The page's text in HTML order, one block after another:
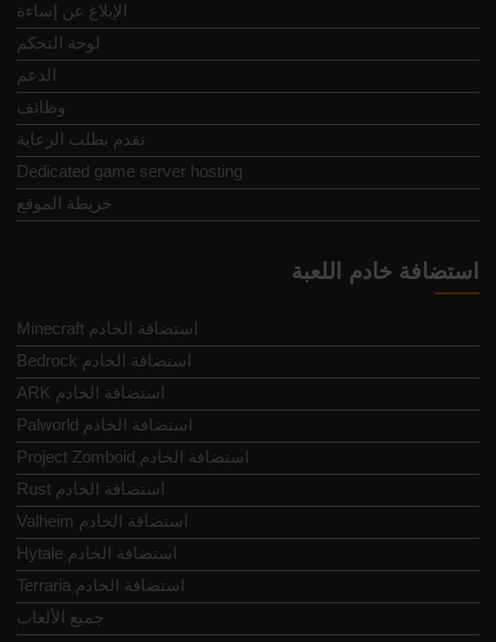
الإبلاغ عن إساءة
لوحة التحكم
الدعم
وظائف
تقدم بطلب الرعاية
Dedicated game server hosting
خريطة الموقع
استضافة خادم اللعبة
Minecraft استضافة الخادم
Bedrock استضافة الخادم
ARK استضافة الخادم
Palworld استضافة الخادم
Project Zomboid استضافة الخادم
Rust استضافة الخادم
Valheim استضافة الخادم
Hytale استضافة الخادم
Terraria استضافة الخادم
جميع الألعاب